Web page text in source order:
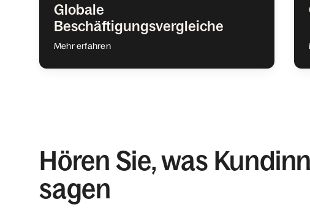
Globale
Beschäftigungsvergleiche
Mehr erfahren
Hören Sie, was
sagen